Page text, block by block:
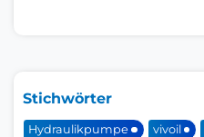
Stichwörter
Hydraulikpumpe vivoil